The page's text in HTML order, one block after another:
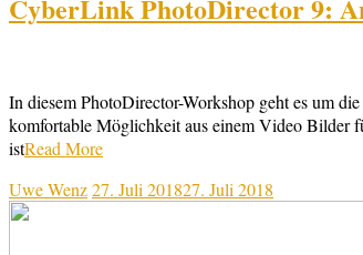
CyberLink PhotoDirector 9:
In diesem PhotoDirector-Workshop geht es um
komfortable Möglichkeit aus einem Video Bilder
istRead More
Uwe Wenz27. Juli 201827. Juli 2018